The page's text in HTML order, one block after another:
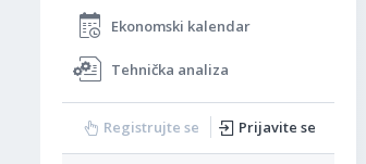
Ekonomski kalendar
Tehnička analiza
Registrujte se Prijavite se